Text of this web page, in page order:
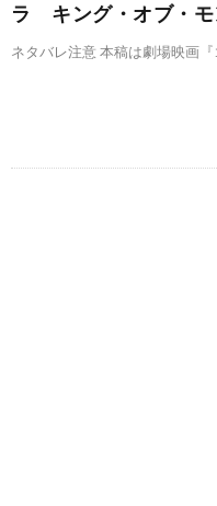
ラ キング・オブ・モ
ネタバレ注意 本稿は劇場映画